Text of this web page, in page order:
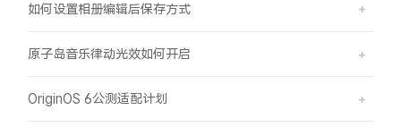
如何设置相册编辑后保存方式
原子岛音乐律动光效如何开启
OriginOS 6公测适配计划